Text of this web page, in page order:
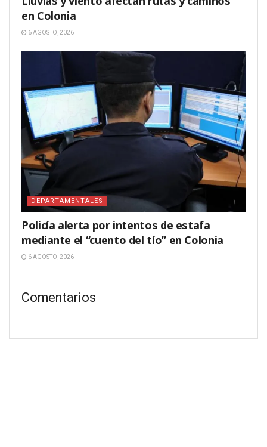
en Colonia
6 AGOSTO, 2026
DEPARTAMENTALES
Policía alerta por intentos de estafa
mediante el “cuento del tío” en Colonia
6 AGOSTO, 2026
Comentarios